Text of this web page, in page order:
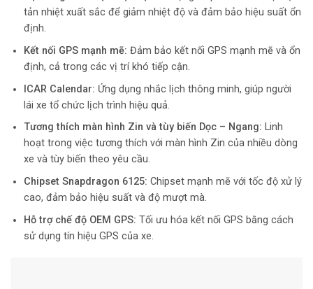
tản nhiệt xuất sắc để giảm nhiệt độ và đảm bảo hiệu suất ổn
định.
Kết nối GPS mạnh mẽ: Đảm bảo kết nối GPS mạnh mẽ và ổn
định, cả trong các vị trí khó tiếp cận.
ICAR Calendar: Ứng dụng nhắc lịch thông minh, giúp người
lái xe tổ chức lịch trình hiệu quả.
Tương thích màn hình Zin và tùy biến Dọc – Ngang: Linh
hoạt trong việc tương thích với màn hình Zin của nhiều dòng
xe và tùy biến theo yêu cầu.
Chipset Snapdragon 6125: Chipset mạnh mẽ với tốc độ xử lý
cao, đảm bảo hiệu suất và độ mượt mà.
Hỗ trợ chế độ OEM GPS: Tối ưu hóa kết nối GPS bằng cách
sử dụng tín hiệu GPS của xe.